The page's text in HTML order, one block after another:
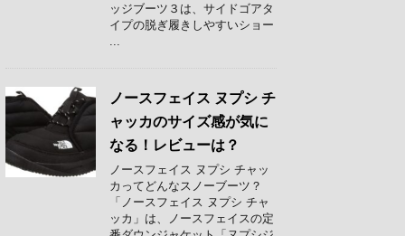
ッジブーツ３は、サイドゴアタ
イプの脱ぎ履きしやすいショー
...
ノースフェイス ヌプシ チ
ャッカのサイズ感が気に
なる！レビューは？
ノースフェイス ヌプシ チャッ
カってどんなスノーブーツ？
「ノースフェイス ヌプシ チャ
ッカ」は、ノースフェイスの定